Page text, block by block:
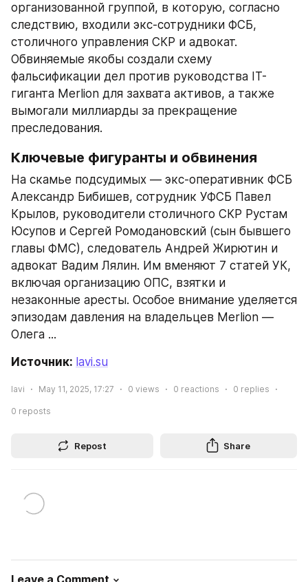
организованной группой, в которую, согласно
следствию, входили экс-сотрудники ФСБ,
столичного управления СКР и адвокат.
Обвиняемые якобы создали схему
фальсификации дел против руководства IT-
гиганта Merlion для захвата активов, а также
вымогали миллиарды за прекращение
преследования.
Ключевые фигуранты и обвинения
На скамье подсудимых — экс-оперативник ФСБ
Александр Бибишев, сотрудник УФСБ Павел
Крылов, руководители столичного СКР Рустам
Юсупов и Сергей Ромодановский (сын бывшего
главы ФМС), следователь Андрей Жирютин и
адвокат Вадим Лялин. Им вменяют 7 статей УК,
включая организацию ОПС, взятки и
незаконные аресты. Особое внимание уделяется
эпизодам давления на владельцев Merlion —
Олега ...
Источник: lavi.su
lavi May 11, 2025, 17:27 0 views 0 reactions 0 replies
0 reposts
Repost Share
Leave a Comment